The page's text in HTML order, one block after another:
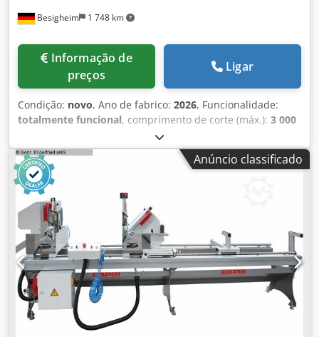
Besigheim 1 748 km
preços
Ligar
Condição: novo, Ano de fabrico: 2026, Funcionalidade:
totalmente funcional, comprimento de corte (máx.): 3 000
, diâmetro da lâmina de serra:
6 barra, comprimento da secção (min.):50 mm, HECHT
Serra de Esquadria Dupla Exenso DS350E - 3000 mm para
perfis de madeira, vidro, molduras, perfis de alumínio, etc.
Número de artigo 942.5103 1 unidade HECHT Exenso
DS350E - Comprimento de trabalho 3000 mm - Ângulo de
inclinação de 22,5° (interno) a 135° (externo) - Cabeça
direita ajustável - Diâmetro do disco de serra 350 mm -
Inclui 1 unidade de apoio central. - Fixação pneumática
dos agregados. - Controlo de posicionamento Exenso DS3
com ecrã tátil de 15" no invólucro do monitor protegido
contra pó. - Controlo de 3 eixos, 1 eixo longitudinal e 2
eixos de inclinação. - Introdução manual dos dados de
corte - Processamento de dados de uma lista de corte
Anúncio classificado